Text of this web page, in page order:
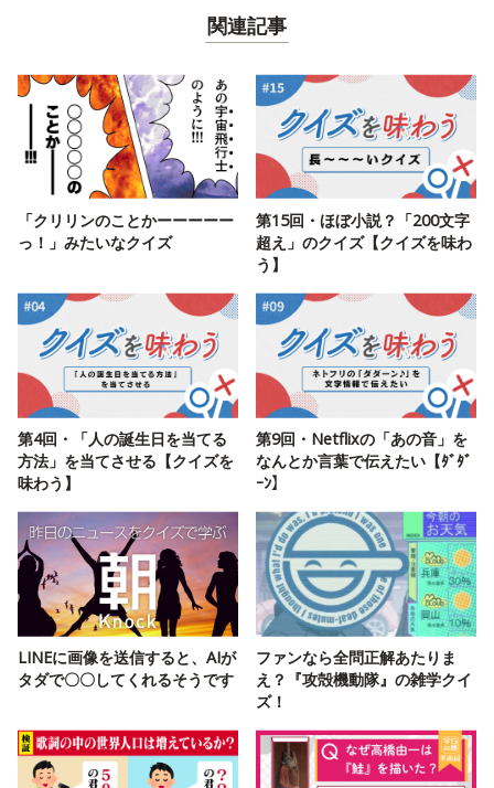
関連記事
「クリリンのことかーーーーー
っ！」みたいなクイズ
第15回・ほぼ小説？「200文字
超え」のクイズ【クイズを味わ
う】
第4回・「人の誕生日を当てる
方法」を当てさせる【クイズを
味わう】
第9回・Netflixの「あの音」を
なんとか言葉で伝えたい【ﾀﾞﾀﾞ
ｰﾝ】
LINEに画像を送信すると、AIが
タダで〇〇してくれるそうです
ファンなら全問正解あたりま
え？『攻殻機動隊』の雑学クイ
ズ！